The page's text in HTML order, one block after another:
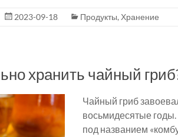
2023-09-18 Продукты, Хранение
хранить чайный
Чайный гриб
восьмидесятые
под названием